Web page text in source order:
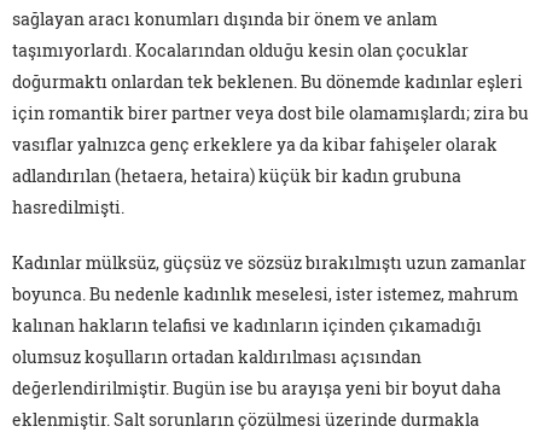
sağlayan aracı konumları dışında bir önem ve anlam
taşımıyorlardı. Kocalarından olduğu kesin olan çocuklar
doğurmaktı onlardan tek beklenen. Bu dönemde kadınlar eşleri
için romantik birer partner veya dost bile olamamışlardı; zira bu
vasıflar yalnızca genç erkeklere ya da kibar fahişeler olarak
adlandırılan (hetaera, hetaira) küçük bir kadın grubuna
hasredilmişti.
Kadınlar mülksüz, güçsüz ve sözsüz bırakılmıştı uzun zamanlar
boyunca. Bu nedenle kadınlık meselesi, ister istemez, mahrum
kalınan hakların telafisi ve kadınların içinden çıkamadığı
olumsuz koşulların ortadan kaldırılması açısından
değerlendirilmiştir. Bugün ise bu arayışa yeni bir boyut daha
eklenmiştir. Salt sorunların çözülmesi üzerinde durmakla